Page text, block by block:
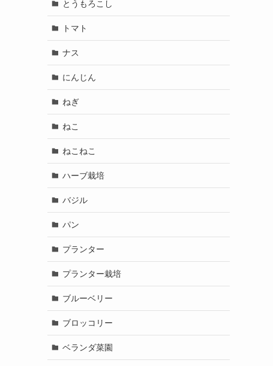
とうもろこし
トマト
ナス
にんじん
ねぎ
ねこ
ねこねこ
ハーブ栽培
バジル
パン
プランター
プランター栽培
ブルーベリー
ブロッコリー
ベランダ菜園